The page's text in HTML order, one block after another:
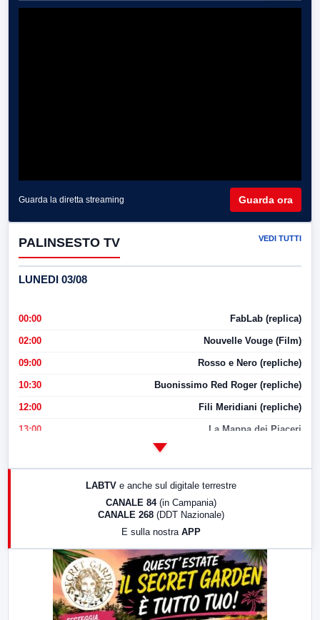
Guarda la diretta streaming Guarda ora
PALINSESTO TV VEDI TUTTI
LUNEDI 03/08
00:00 FabLab (replica)
02:00 Nouvelle Vouge (Film)
09:00 Rosso e Nero (repliche)
10:30 Buonissimo Red Roger (repliche)
12:00 Fili Meridiani (repliche)
13:00 La Mappa dei Piaceri
LabNews (replica)
LABTV e anche sul digitale terrestre
CANALE 84 (in Campania)
CANALE 268 (DDT Nazionale)
E sulla nostra APP